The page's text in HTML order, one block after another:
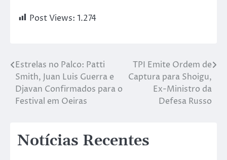
Post Views: 1.274
Estrelas no Palco: Patti
Smith, Juan Luis Guerra e
Djavan Confirmados para o
Festival em Oeiras
TPI Emite Ordem de
Captura para Shoigu,
Ex-Ministro da
Defesa Russo
Notícias Recentes